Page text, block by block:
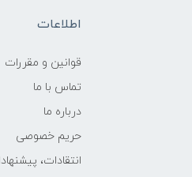
اطلاعات
قوانين و مقررات
تماس با ما
درباره ما
حریم خصوصی
انتقادات،